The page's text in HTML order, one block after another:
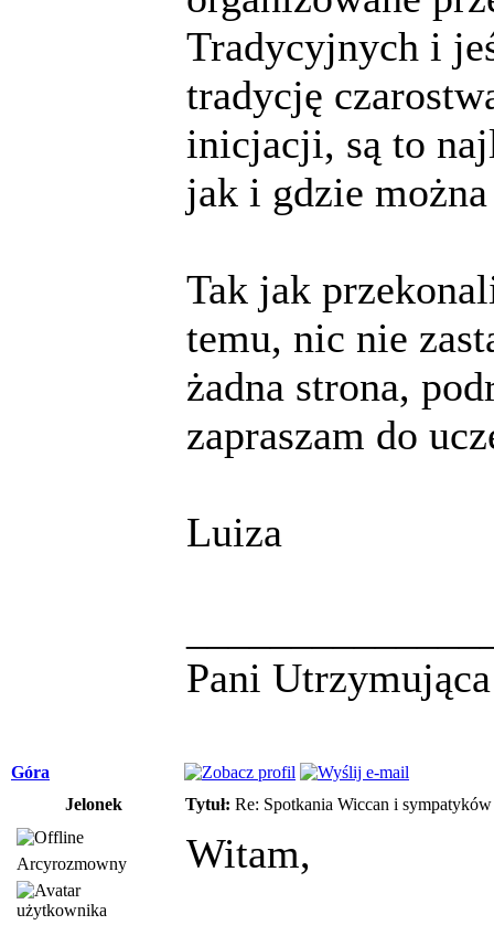
Tradycyjnych i
tradycję
inicjacji, są to
jak i gdzie
Tak jak
temu, nic nie
żadna strona,
zapraszam do
Luiza
Pani
Góra
Jelonek
Tytuł: Re: Spotkania Wiccan i
Arcyrozmowny Witam,